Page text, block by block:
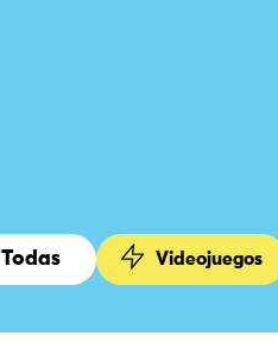
Todas Videojuegos